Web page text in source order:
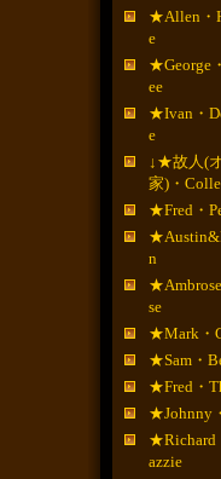
★Allen・
e
★George
ee
★Ivan・
e
↓★故人(
家)・
★Fred・
n
se
★Mark・
★Sam・
★Fred・
★Johnny
★Richard
azzie